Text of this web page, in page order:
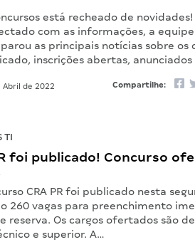
está recheado de novidades!
com as informações, a
as principais notícias sobre os
inscrições abertas, anunciados
Abril de 2022 Compartilhe:
TI
foi publicado! Concurso
CRA PR foi publicado nesta
260 vagas para preenchimento
reserva. Os cargos ofertados são de
e superior. A…